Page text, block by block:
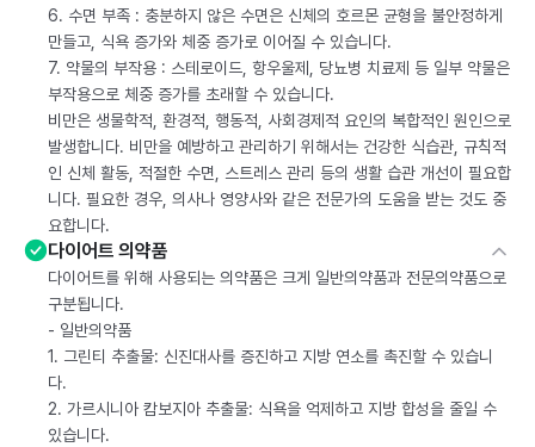
6. 수면 부족 : 충분하지 않은 수면은 신체의 호르몬 균형을 불안정하게
만들고, 식욕 증가와 체중 증가로 이어질 수 있습니다.
7. 약물의 부작용 : 스테로이드, 항우울제, 당뇨병 치료제 등 일부 약물은
부작용으로 체중 증가를 초래할 수 있습니다.
비만은 생물학적, 환경적, 행동적, 사회경제적 요인의 복합적인 원인으로
발생합니다. 비만을 예방하고 관리하기 위해서는 건강한 식습관, 규칙적
인 신체 활동, 적절한 수면, 스트레스 관리 등의 생활 습관 개선이 필요합
니다. 필요한 경우, 의사나 영양사와 같은 전문가의 도움을 받는 것도 중
요합니다.
다이어트 의약품
다이어트를 위해 사용되는 의약품은 크게 일반의약품과 전문의약품으로
구분됩니다.
- 일반의약품
1. 그린티 추출물: 신진대사를 증진하고 지방 연소를 촉진할 수 있습니
다.
2. 가르시니아 캄보지아 추출물: 식욕을 억제하고 지방 합성을 줄일 수
있습니다.